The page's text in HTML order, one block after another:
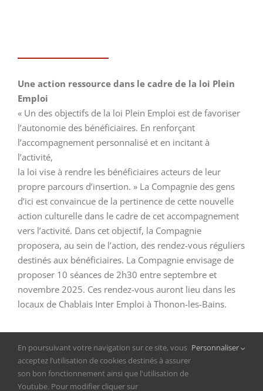
Une action ressource dans le cadre de la loi Plein
Emploi
« Un des objectifs de la loi Plein Emploi est de favoriser
l’autonomie des bénéficiaires. En renforçant
l’accompagnement personnalisé et en incitant à
l’activité,
la loi vise à rendre les bénéficiaires acteurs de leur
propre parcours d’insertion. » La Compagnie des gens
d’ici est convaincue de la pertinence de cette nouvelle
action culturelle dans le cadre de cet accompagnement
vers l’activité. Dans cet objectif, la Compagnie
proposera, au sein de l’action, des rendez-vous réguliers
destinés aux bénéficiaires. La Compagnie envisage de
proposer 10 séances de 2h30 entre septembre et
novembre 2025. Ces rendez-vous auront lieu dans les
locaux de Chablais Inter Emploi à Thonon-les-Bains.
NOUS CONTACTER
© la Compagnie des gens d'ici 2026 |
En poursuivant votre navigation sur ce site, vous
acceptez l’utilisation de cookies destinés à assurer
son bon fonctionnement ainsi que l'utilisation de
Youtube. Pour modifier cliquer sur
Personnaliser